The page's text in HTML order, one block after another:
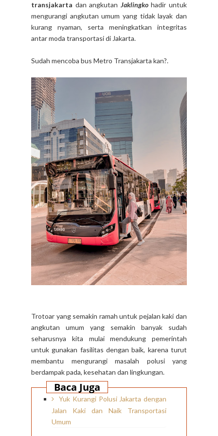
transjakarta dan angkutan Jaklingkohadir untuk
mengurangi angkutan umum yang tidak layak dan
kurang nyaman, serta meningkatkan integritas
antar moda transportasi di Jakarta.
Sudah mencoba bus Metro Transjakarta kan?.
Trotoar yang semakin ramah untuk pejalan kaki dan
angkutan umum yang semakin banyak sudah
seharusnya kita mulai mendukung pemerintah
untuk gunakan fasilitas dengan baik, karena turut
membantu mengurangi masalah polusi yang
berdampak pada, kesehatan dan lingkungan.
Baca Juga
Yuk Kurangi Polusi Jakarta dengan
Jalan Kaki dan Naik Transportasi
Umum